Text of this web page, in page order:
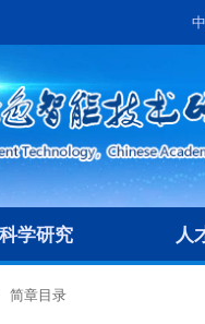
科学研究 人
简章目录